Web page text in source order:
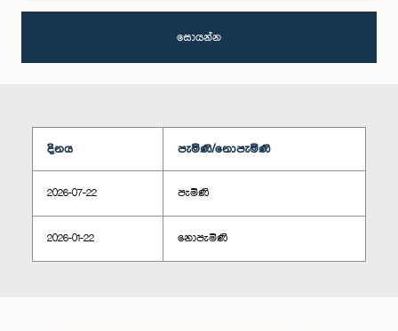
සොයන්න
දිනය පැමිණි/නොපැමිණි
2026-07-22 පැමිණි
2026-01-22 නොපැමිණි